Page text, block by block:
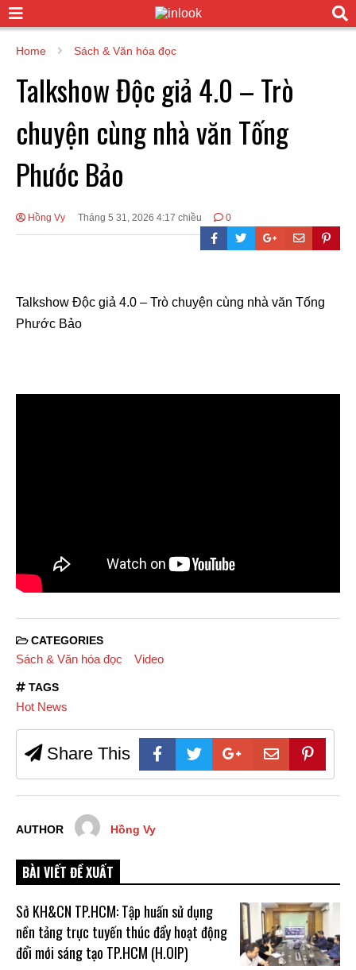
Home Sách & Văn hóa đọc
Talkshow Độc giả 4.0 – Trò
chuyện cùng nhà văn Tống
Phước Bảo
Hồng Vy Tháng 5 31, 2026 4:17 chiều 0
Talkshow Độc giả 4.0 – Trò chuyện cùng nhà văn Tống
Phước Bảo
CATEGORIES
Sách & Văn hóa đọc Video
TAGS
Hot News
Share This
AUTHOR Hồng Vy
BÀI VIẾT ĐỀ XUẤT
Sở KH&CN TP.HCM: Tập huấn sử dụng
nền tảng trực tuyến thúc đẩy hoạt động
đổi mới sáng tạo TP.HCM (H.OIP)